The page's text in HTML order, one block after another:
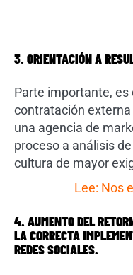
3. ORIENTACIÓN A
Parte importante, es
contratación
una agencia de
proceso a análisis
cultura de mayor
Lee: Nos
4. AUMENTO DEL
LA CORRECTA
REDES SOCIALES.